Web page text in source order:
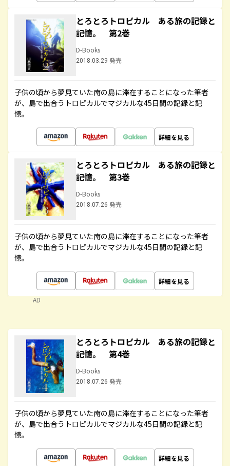
とろとろトロピカル ある旅の記録と
記憶。 第2巻
D-Books
2018.03.29 発売
子供の頃から夢見ていた南の島に滞在することになった筆者
が、島で出合うトロピカルでマジカルな45日間の記録と記
憶。
詳細を見る
とろとろトロピカル ある旅の記録と
記憶。 第3巻
D-Books
2018.07.26 発売
子供の頃から夢見ていた南の島に滞在することになった筆者
が、島で出合うトロピカルでマジカルな45日間の記録と記
憶。
詳細を見る
AD
とろとろトロピカル ある旅の記録と
記憶。 第4巻
D-Books
2018.07.26 発売
子供の頃から夢見ていた南の島に滞在することになった筆者
が、島で出合うトロピカルでマジカルな45日間の記録と記
憶。
詳細を見る